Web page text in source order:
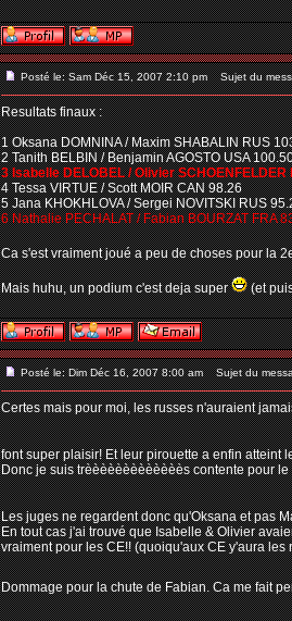
Posté le: Sam Déc 15, 2007 2:10 pm Sujet du
Resultats finaux :
1 Oksana DOMNINA / Maxim SHABALIN RUS
2 Tanith BELBIN / Benjamin AGOSTO USA
3 Isabelle DELOBEL / Olivier SCHOENFELDER
4 Tessa VIRTUE / Scott MOIR CAN 98.26
5 Jana KHOKHLOVA / Sergei NOVITSKI RUS
6 Nathalie PECHALAT / Fabian BOURZAT FRA
Ca s'est vraiment joué a peu de choses pour la
Mais huhu, un podium c'est deja super (et
Posté le: Dim Déc 16, 2007 8:00 am Sujet du
Certes mais pour moi, les russes n'auraient
font super plaisir! Et leur pirouette a enfin atteint
Donc je suis trèèèèèèèèèèèèès contente pour
Les juges ne regardent donc qu'Oksana et pas
En tout cas j'ai trouvé que Isabelle & Olivier
vraiment pour les CE!! (quoiqu'aux CE y'aura
Dommage pour la chute de Fabian. Ca me fait